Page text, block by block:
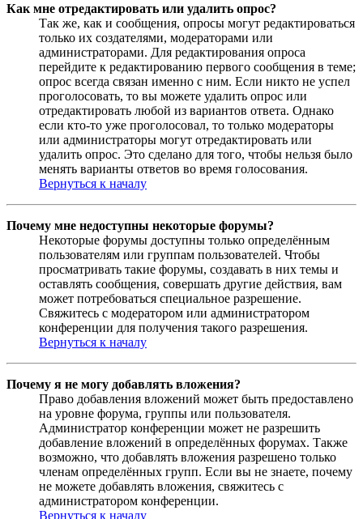
Как мне отредактировать или удалить опрос?
Так же, как и сообщения, опросы могут редактироваться
только их создателями, модераторами или
администраторами. Для редактирования опроса
перейдите к редактированию первого сообщения в теме;
опрос всегда связан именно с ним. Если никто не успел
проголосовать, то вы можете удалить опрос или
отредактировать любой из вариантов ответа. Однако
если кто-то уже проголосовал, то только модераторы
или администраторы могут отредактировать или
удалить опрос. Это сделано для того, чтобы нельзя было
менять варианты ответов во время голосования.
Вернуться к началу
Почему мне недоступны некоторые форумы?
Некоторые форумы доступны только определённым
пользователям или группам пользователей. Чтобы
просматривать такие форумы, создавать в них темы и
оставлять сообщения, совершать другие действия, вам
может потребоваться специальное разрешение.
Свяжитесь с модератором или администратором
конференции для получения такого разрешения.
Вернуться к началу
Почему я не могу добавлять вложения?
Право добавления вложений может быть предоставлено
на уровне форума, группы или пользователя.
Администратор конференции может не разрешить
добавление вложений в определённых форумах. Также
возможно, что добавлять вложения разрешено только
членам определённых групп. Если вы не знаете, почему
не можете добавлять вложения, свяжитесь с
администратором конференции.
Вернуться к началу